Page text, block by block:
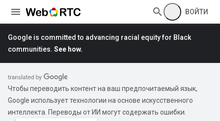
ВОЙТИ
Google is committed to advancing racial equity for Black
communities. See how.
Чтобы переводить контент на ваш предпочитаемый язык,
Google использует технологии на основе искусственного
интеллекта. Переводы от ИИ могут содержать ошибки.